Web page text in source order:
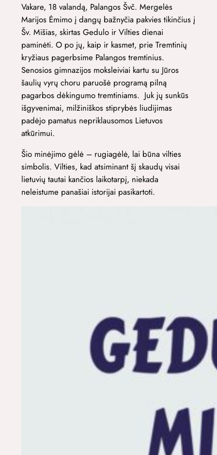
Vakare, 18 valandą, Palangos Švč. Mergelės
Marijos Ėmimo į dangų bažnyčia pakvies tikinčius į
Šv. Mišias, skirtas Gedulo ir Vilties dienai
paminėti. O po jų, kaip ir kasmet, prie Tremtinių
kryžiaus pagerbsime Palangos tremtinius.
Senosios gimnazijos moksleiviai kartu su Jūros
šaulių vyrų choru paruošė programą pilną
pagarbos dėkingumo tremtiniams. Juk jų sunkūs
išgyvenimai, milžiniškos stiprybės liudijimas
padėjo pamatus nepriklausomos Lietuvos
atkūrimui.
Šio minėjimo gėlė – rugiagėlė, lai būna vilties
simbolis. Vilties, kad atsiminant šį skaudų visai
lietuvių tautai kančios laikotarpį, niekada
neleistume panašiai istorijai pasikartoti.